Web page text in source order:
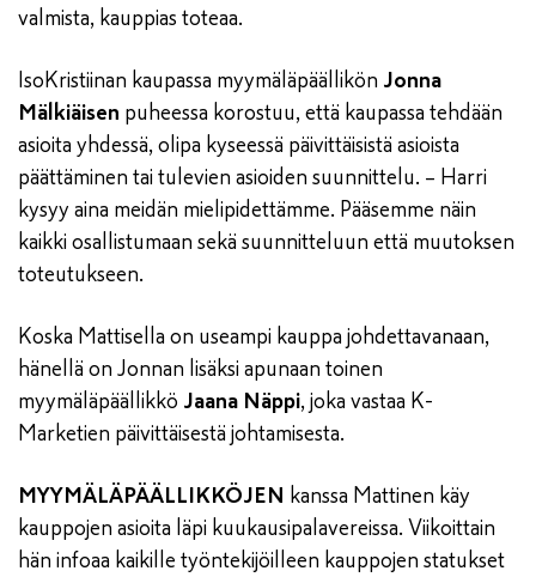
valmista, kauppias toteaa.
IsoKristiinan kaupassa myymäläpäällikön Jonna
Mälkiäisen puheessa korostuu, että kaupassa tehdään
asioita yhdessä, olipa kyseessä päivittäisistä asioista
päättäminen tai tulevien asioiden suunnittelu. – Harri
kysyy aina meidän mielipidettämme. Pääsemme näin
kaikki osallistumaan sekä suunnitteluun että muutoksen
toteutukseen.
Koska Mattisella on useampi kauppa johdettavanaan,
hänellä on Jonnan lisäksi apunaan toinen
myymäläpäällikkö Jaana Näppi, joka vastaa K-
Marketien päivittäisestä johtamisesta.
MYYMÄLÄPÄÄLLIKKÖJEN kanssa Mattinen käy
kauppojen asioita läpi kuukausipalavereissa. Viikoittain
hän infoaa kaikille työntekijöilleen kauppojen statukset